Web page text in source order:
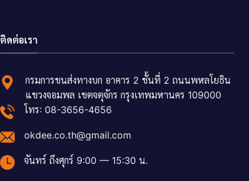
ติดต่อเรา
กรมการขนส่งทางบก อาคาร 2 ชั้นที่ 2 ถนนพหลโยธิน
แขวงจอมพล เขตจตุจักร กรุงเทพมหานคร 109000
โทร: 08-3656-4656
okdee.co.th@gmail.com
จันทร์ ถึงศุกร์ 9:00 — 15:30 น.